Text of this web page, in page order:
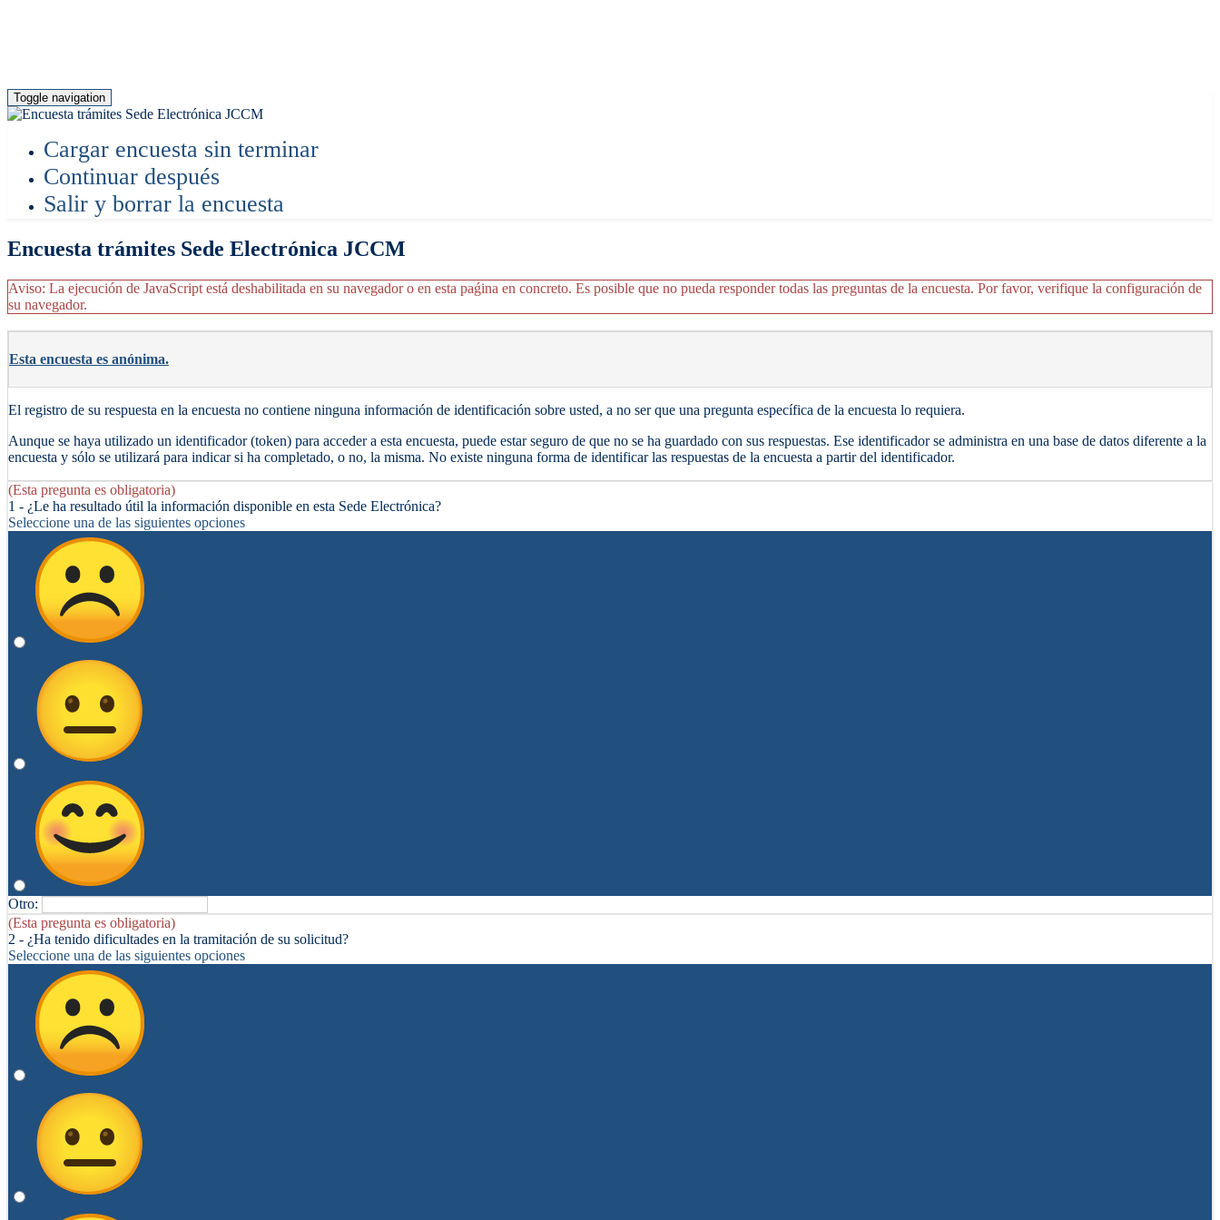
Toggle navigation
Cargar encuesta sin terminar
Continuar después
Salir y borrar la encuesta
Encuesta trámites Sede Electrónica JCCM
Aviso: La ejecución de JavaScript está deshabilitada en su navegador o en esta paǵina en concreto. Es posible que no pueda responder todas las preguntas de la encuesta. Por favor, verifique la configuración de
su navegador.
Esta encuesta es anónima.
El registro de su respuesta en la encuesta no contiene ninguna información de identificación sobre usted, a no ser que una pregunta específica de la encuesta lo requiera.
Aunque se haya utilizado un identificador (token) para acceder a esta encuesta, puede estar seguro de que no se ha guardado con sus respuestas. Ese identificador se administra en una base de datos diferente a la
encuesta y sólo se utilizará para indicar si ha completado, o no, la misma. No existe ninguna forma de identificar las respuestas de la encuesta a partir del identificador.
(Esta pregunta es obligatoria)
1 - ¿Le ha resultado útil la información disponible en esta Sede Electrónica?
Seleccione una de las siguientes opciones
Otro:
(Esta pregunta es obligatoria)
2 - ¿Ha tenido dificultades en la tramitación de su solicitud?
Seleccione una de las siguientes opciones